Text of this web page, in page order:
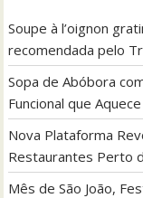
Soupe à l’oignon
recomendada pelo
Sopa de Abóbora
Funcional que
Nova Plataforma
Restaurantes Perto
Mês de São João,